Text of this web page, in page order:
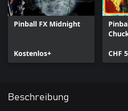
Pinball FX Midnight
Kostenlos+
CHF
Beschreibung